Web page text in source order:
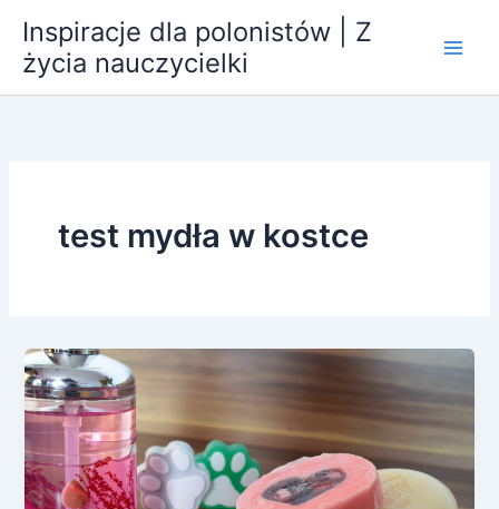
treści
Inspiracje dla polonistów | Z
życia nauczycielki
test mydła w kostce